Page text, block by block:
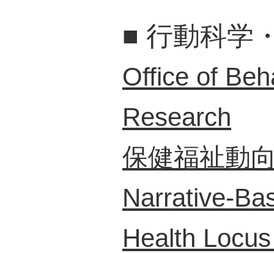
■ 行動科学
Office of
Research
保健福祉動
Narrative-
Health